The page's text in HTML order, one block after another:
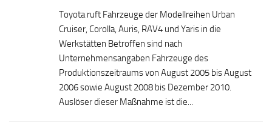
Toyota ruft Fahrzeuge der Modellreihen Urban
Cruiser, Corolla, Auris, RAV4 und Yaris in die
Werkstätten Betroffen sind nach
Unternehmensangaben Fahrzeuge des
Produktionszeitraums von August 2005 bis August
2006 sowie August 2008 bis Dezember 2010.
Auslöser dieser Maßnahme ist die...